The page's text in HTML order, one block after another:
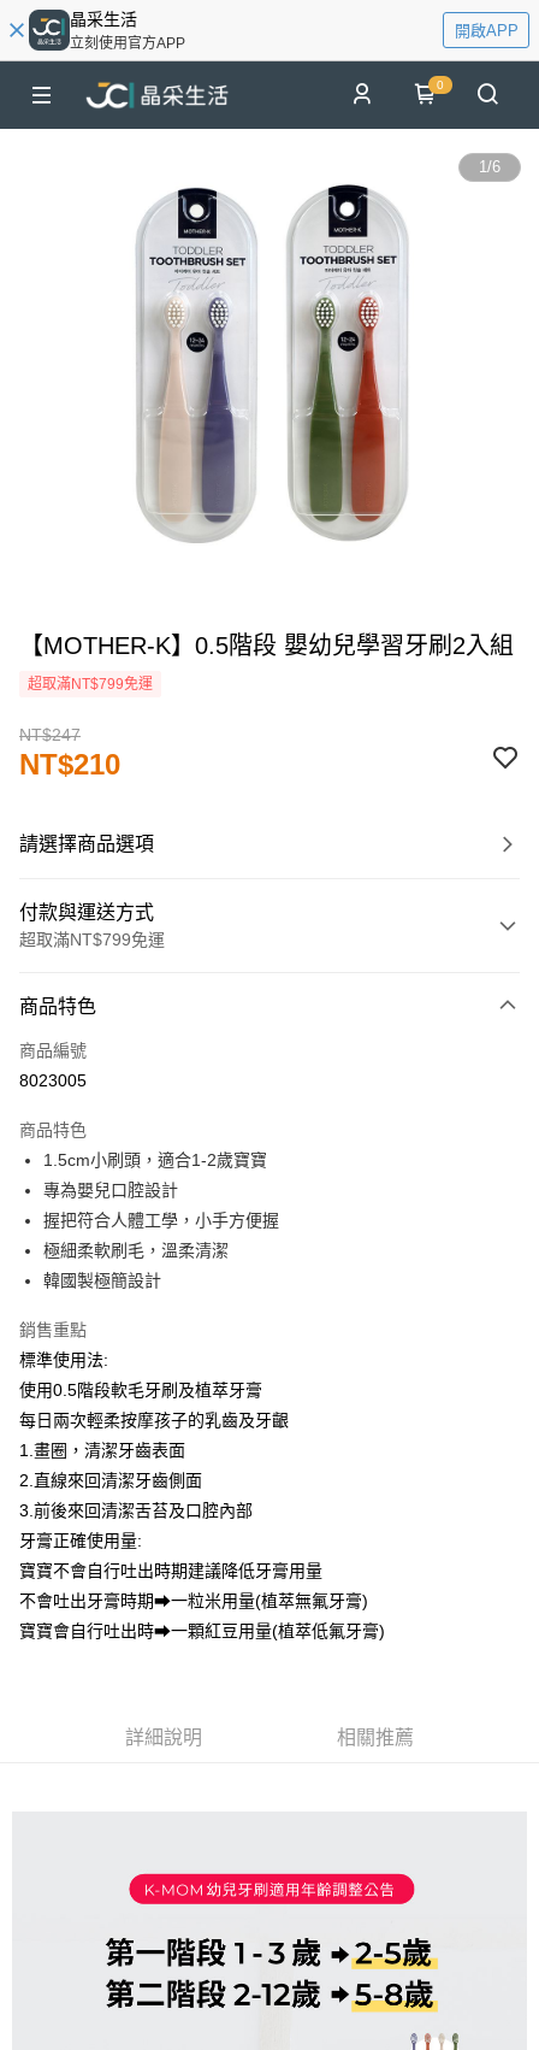
晶采生活
立刻使用官方APP
開啟APP
0
1/6
【MOTHER-K】0.5階段 嬰幼兒學習牙刷2入組
超取滿NT$799免運
NT$247
NT$210
請選擇商品選項
付款與運送方式
超取滿NT$799免運
信用卡一次付款
LINE Pay
街口支付
悠遊付
全盈+PAY
AFTEE先享後付
相關說明
AFTEE先享後付是「在收到商品之後才付款」的支付方式。 讓您購物簡單
便利好安心！
１．簡單：不需註冊會員、不需綁卡、不需儲值。
２．便利：只要手機號碼，簡訊認證，即可結帳。
３．安心：先確認商品／服務後，再付款。
１．於結帳方式選擇「AFTEE先享後付」後，將跳轉至「AFTEE先享後付」
結帳頁面，進行簡訊認證並確認金額後，即可完成結帳。
２．訂單成立數日內，您將收到繳費通知簡訊。
３．收到繳費通知簡訊後14天內，點擊此簡訊中的連結，可透過四大超商／
ATM／網路銀行／等多元方式進行付款，方視為交易完成。
※ 請注意：結帳手續完成當下不需立刻繳費，但若您需要取消訂單，請聯絡
客戶支援中心」https://netprotections.freshdesk.com/support/home
https://aftee.tw/terms/#terms3
３．未成年的使用者請事先徵得法定代理人或監護人之同意方可使用
４．使用「AFTEE先享後付」時，將依據個別帳號之用戶狀況，依本公司即
時審查核予不同之上限額度；若仍有額度不足之情形，本公司將視審查結果
５．嚴禁一人註冊多個帳號或使用他人資訊註冊。若發現惡意使用之情形，
付款後全家取貨
每筆NT$80，滿NT$799(含以上)免運費
付款後7-11取貨
宅配
每筆NT$100，滿NT$999(含以上)免運費
商品特色
商品編號
8023005
商品特色
1.5cm小刷頭，適合1-2歲寶寶
專為嬰兒口腔設計
握把符合人體工學，小手方便握
極細柔軟刷毛，溫柔清潔
韓國製極簡設計
銷售重點
標準使用法:
使用0.5階段軟毛牙刷及植萃牙膏
每日兩次輕柔按摩孩子的乳齒及牙齦
1.畫圈，清潔牙齒表面
2.直線來回清潔牙齒側面
3.前後來回清潔舌苔及口腔內部
牙膏正確使用量:
寶寶不會自行吐出時期建議降低牙膏用量
不會吐出牙膏時期➡一粒米用量(植萃無氟牙膏)
寶寶會自行吐出時➡一顆紅豆用量(植萃低氟牙膏)
詳細說明 相關推薦